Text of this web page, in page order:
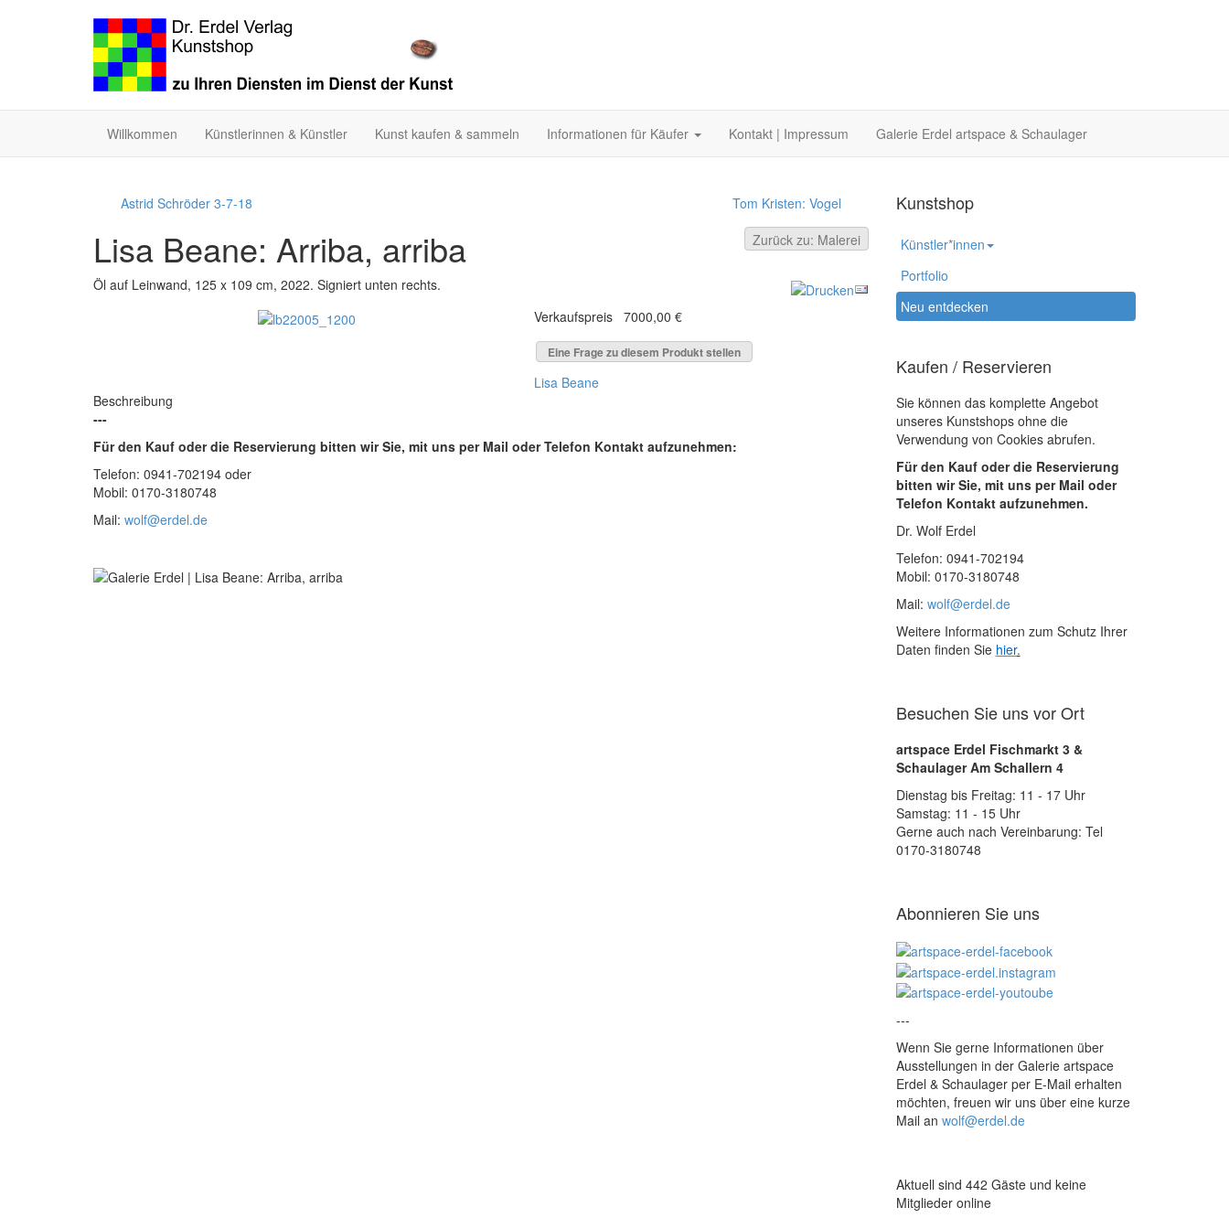
Willkommen Künstlerinnen & Künstler Kunst kaufen & sammeln Informationen für Käufer Kontakt | Impressum Galerie Erdel artspace & Schaulager
Astrid Schröder 3-7-18
Tom Kristen: Vogel
Zurück zu: Malerei
Lisa Beane: Arriba, arriba
Öl auf Leinwand, 125 x 109 cm, 2022. Signiert unten rechts.
Verkaufspreis
7000,00 €
Eine Frage zu diesem Produkt stellen
Lisa Beane
Beschreibung
---
Für den Kauf oder die Reservierung bitten wir Sie, mit uns per Mail oder Telefon Kontakt aufzunehmen:
Telefon: 0941-702194 oder
Mobil: 0170-3180748
Mail: wolf@erdel.de
Kunstshop
Künstler*innen
Portfolio
Neu entdecken
Kaufen / Reservieren
Sie können das komplette Angebot
unseres Kunstshops ohne die
Verwendung von Cookies abrufen.
Für den Kauf oder die Reservierung
bitten wir Sie, mit uns per Mail oder
Telefon Kontakt aufzunehmen.
Dr. Wolf Erdel
Telefon: 0941-702194
Mobil: 0170-3180748
Mail: wolf@erdel.de
Weitere Informationen zum Schutz Ihrer
Daten finden Sie hier.
Besuchen Sie uns vor Ort
artspace Erdel Fischmarkt 3 &
Schaulager Am Schallern 4
Dienstag bis Freitag: 11 - 17 Uhr
Samstag: 11 - 15 Uhr
Gerne auch nach Vereinbarung: Tel
0170-3180748
Abonnieren Sie uns
---
Wenn Sie gerne Informationen über
Ausstellungen in der Galerie artspace
Erdel & Schaulager per E-Mail erhalten
möchten, freuen wir uns über eine kurze
Mail an wolf@erdel.de
Aktuell sind 442 Gäste und keine
Mitglieder online